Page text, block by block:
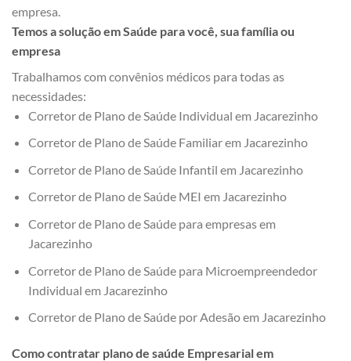
empresa.
Temos a solução em Saúde para você, sua família ou
empresa
Trabalhamos com convênios médicos para todas as
necessidades:
Corretor de Plano de Saúde Individual em Jacarezinho
Corretor de Plano de Saúde Familiar em Jacarezinho
Corretor de Plano de Saúde Infantil em Jacarezinho
Corretor de Plano de Saúde MEI em Jacarezinho
Corretor de Plano de Saúde para empresas em
Jacarezinho
Corretor de Plano de Saúde para Microempreendedor
Individual em Jacarezinho
Corretor de Plano de Saúde por Adesão em Jacarezinho
Como contratar plano de saúde Empresarial em